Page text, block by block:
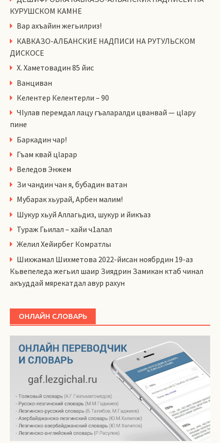
КУРУШСКОМ КАМНЕ
Вар ахъайин жегьилриз!
КАВКАЗО-АЛБАНСКИЕ НАДПИСИ НА РУТУЛЬСКОМ
ДИСКОСЕ
Х. Хаметовадин 85 йис
Ванциван
Келентер Келентерли – 90
ЧIулав перемдал лацу гъаларалди цванвай — цIару
пине
Баркадин чар!
Гъам квай цlарар
Веледов Энжем
Зи чандин чан я, бубадин ватан
Мубарак хьурай, Арбен малим!
Шукур хьуй Аллагьдиз, шукур и йикъаз
Тураж Гьилал – хайи ч1алал
Желил Хейирбег Комратлы
Шихжамал Шихметова 2022-йисан ноябрдин 19-аз
Кьвепеледа жегьил шаир Зиядрин Замикан ктаб чинал
акъуддай мярекатдал авур рахун
ОНЛАЙН СЛОВАРЬ